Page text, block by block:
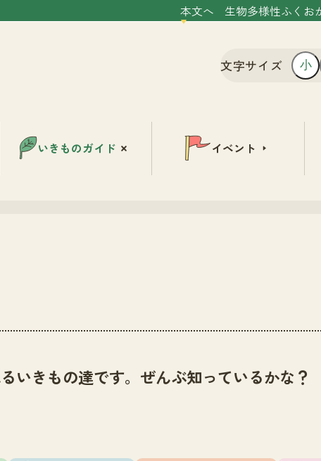
本文へ 生物多様性ふくお
文字サイズ 小
いきものガイド イベント
いきもの達です。ぜんぶ知っているかな？